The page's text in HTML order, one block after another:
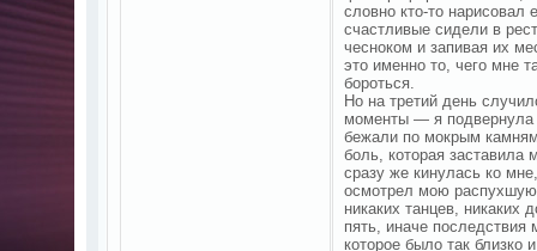
словно кто-то
счастливые сидели в
чесноком и запивая их
это именно то, чего мне
бороться.
Но на третий день
моменты — я подвернула
бежали по мокрым
боль, которая заставила
сразу же кинулась ко
осмотрел мою распухшую
никаких танцев, никаких
пять, иначе
которое было так близко